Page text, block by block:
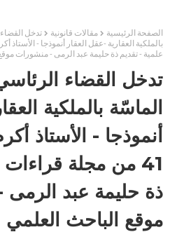
الصفحة الرئيسية مقالات قانونية
تدخل
علمية - تقديم ذة حليمة عبد الرمى - منشورات
تدخل القضاء
الماسّة بالملكية
أنموذجا - الأستاذ
41 من مجلة
ذة حليمة عبد
موقع الباحث العلمي